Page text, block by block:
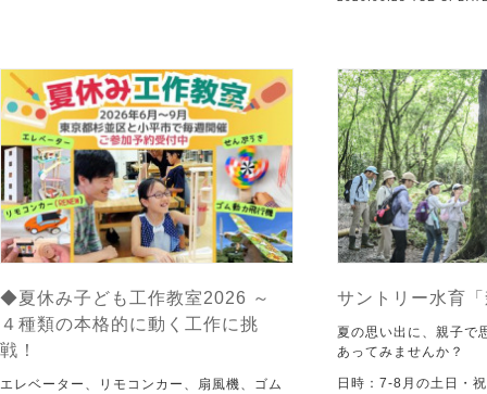
◆夏休み子ども工作教室2026 ～
４種類の本格的に動く工作に挑
戦！
エレベーター、リモコンカー、扇風機、ゴム
サントリー水育
夏の思い出に、親子で
あってみませんか？
日時：7-8月の土日・